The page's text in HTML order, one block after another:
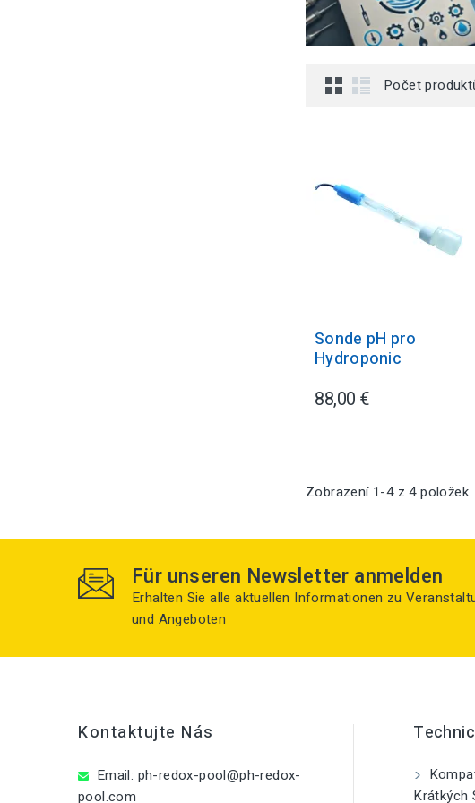
Počet
Sonde pH pro
Hydroponic
88,00 €
Zobrazení 1-4 z 4 položek
Für unseren Newsletter anmelden
Erhalten Sie alle aktuellen Informationen zu
und Angeboten
Kontaktujte Nás
Email: ph-redox-pool@ph-redox-
pool.com
Krátkých